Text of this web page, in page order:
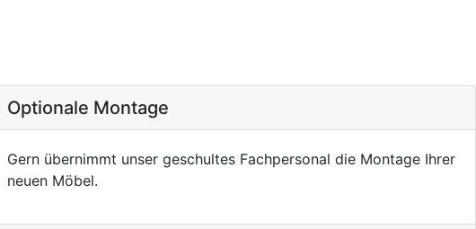
Optionale Montage
Gern übernimmt unser geschultes Fachpersonal die Montage Ihrer
neuen Möbel.